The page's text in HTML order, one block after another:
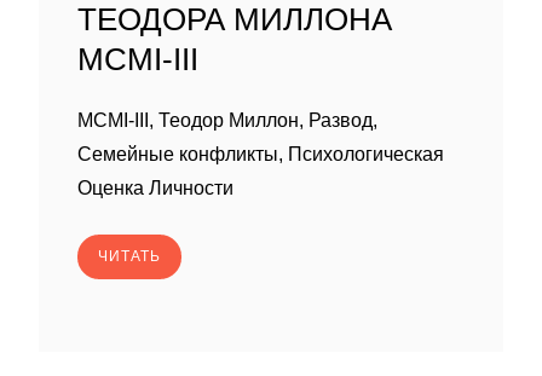
ТЕОДОРА МИЛЛОНА
MCMI-III
MCMI-III, Теодор Миллон, Развод,
Семейные конфликты, Психологическая
Оценка Личности
ЧИТАТЬ